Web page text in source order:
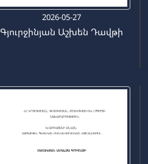
2026-05-27
Գյուրջինյան Աշխեն Դավթի